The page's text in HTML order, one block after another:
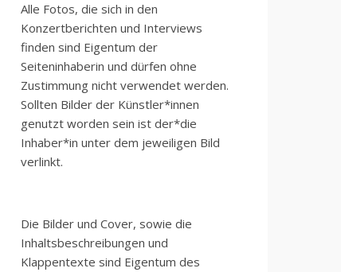
Alle Fotos, die sich in den
Konzertberichten und Interviews
finden sind Eigentum der
Seiteninhaberin und dürfen ohne
Zustimmung nicht verwendet werden.
Sollten Bilder der Künstler*innen
genutzt worden sein ist der*die
Inhaber*in unter dem jeweiligen Bild
verlinkt.
Die Bilder und Cover, sowie die
Inhaltsbeschreibungen und
Klappentexte sind Eigentum des